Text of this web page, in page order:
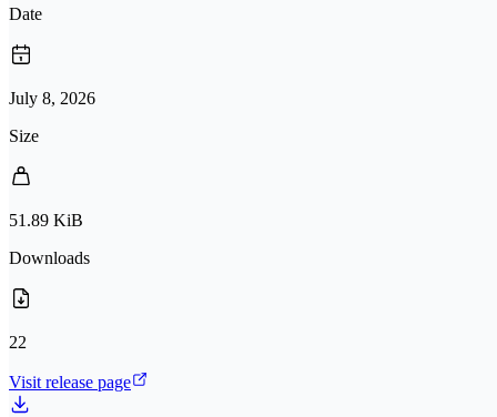
Date
July 8, 2026
Size
51.89 KiB
Downloads
22
Visit release page